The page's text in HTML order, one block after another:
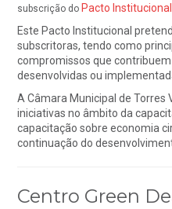
subscrição do Pacto
Este Pacto Institucional
subscritoras, tendo como
compromissos que
desenvolvidas ou
A Câmara Municipal de
iniciativas no âmbito da
capacitação sobre economia
continuação do
Centro Green